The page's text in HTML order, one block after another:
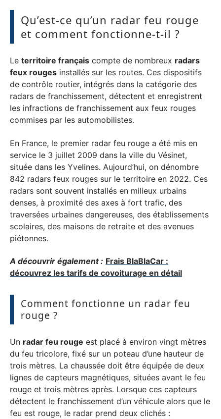
Qu’est-ce qu’un radar feu rouge
et comment fonctionne-t-il ?
Le territoire français compte de nombreux radars
feux rouges installés sur les routes. Ces dispositifs
de contrôle routier, intégrés dans la catégorie des
radars de franchissement, détectent et enregistrent
les infractions de franchissement aux feux rouges
commises par les automobilistes.
En France, le premier radar feu rouge a été mis en
service le 3 juillet 2009 dans la ville du Vésinet,
située dans les Yvelines. Aujourd’hui, on dénombre
842 radars feux rouges sur le territoire en 2022. Ces
radars sont souvent installés en milieux urbains
denses, à proximité des axes à fort trafic, des
traversées urbaines dangereuses, des établissements
scolaires, des maisons de retraite et des avenues
piétonnes.
A découvrir également : Frais BlaBlaCar :
découvrez les tarifs de covoiturage en détail
Comment fonctionne un radar feu
rouge ?
Un radar feu rouge est placé à environ vingt mètres
du feu tricolore, fixé sur un poteau d’une hauteur de
trois mètres. La chaussée doit être équipée de deux
lignes de capteurs magnétiques, situées avant le feu
rouge et trois mètres après. Lorsque ces capteurs
détectent le franchissement d’un véhicule alors que le
feu est rouge, le radar prend deux clichés :